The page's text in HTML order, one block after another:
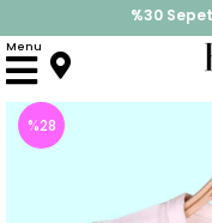
%30
İndirimlere ek
Menu
Anasayfa Üst
%28